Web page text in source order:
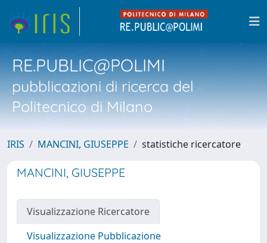
RE.PUBLIC@POLIMI
pubblicazioni di ricerca del
Politecnico di Milano
IRIS MANCINI, GIUSEPPE statistiche ricercatore
MANCINI, GIUSEPPE
Visualizzazione Ricercatore
Visualizzazione Pubblicazione